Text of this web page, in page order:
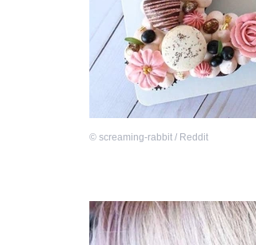
© screaming-rabbit / Reddit